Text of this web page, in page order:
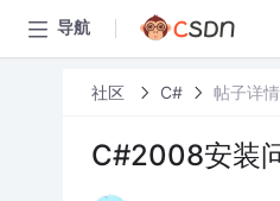
导航
社区 C# 帖子详情
C#2008安装